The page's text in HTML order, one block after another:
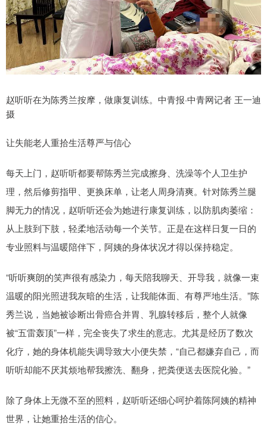
赵听听在为陈秀兰按摩，做康复训练。中青报·中青网记者 王一迪
摄
让失能老人重拾生活尊严与信心
每天上门，赵听听都要帮陈秀兰完成擦身、洗澡等个人卫生护
理，然后修剪指甲、更换床单，让老人周身清爽。针对陈秀兰腿
脚无力的情况，赵听听还会为她进行康复训练，以防肌肉萎缩：
从上肢到下肢，轻柔地活动每一个关节。正是在这样日复一日的
专业照料与温暖陪伴下，阿姨的身体状况才得以保持稳定。
“听听爽朗的笑声很有感染力，每天陪我聊天、开导我，就像一束
温暖的阳光照进我灰暗的生活，让我能体面、有尊严地生活。”陈
秀兰说，当她被诊断出骨癌合并胃、乳腺转移后，整个人就像
被“五雷轰顶”一样，完全丧失了求生的意志。尤其是经历了数次
化疗，她的身体机能失调导致大小便失禁，“自己都嫌弃自己，而
听听却能不厌其烦地帮我擦洗、翻身，把粪便送去医院化验。”
除了身体上无微不至的照料，赵听听还细心呵护着陈阿姨的精神
世界，让她重拾生活的信心。